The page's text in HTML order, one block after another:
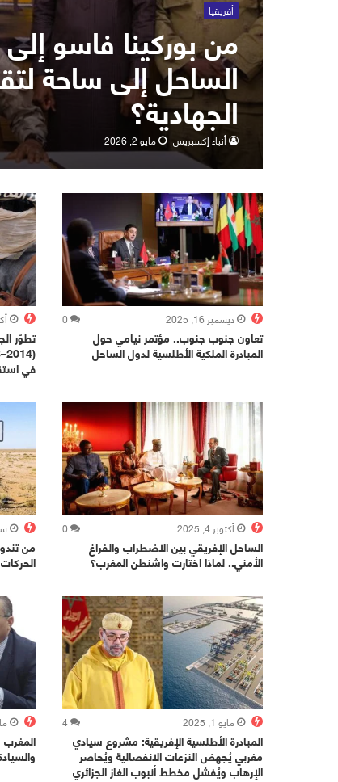
أفريقيا
من بوركينا فاسو
الساحل إلى ساحة
الجهادية؟
أنباء إكسبريس مايو 2, 2026
ديسمبر 16, 2025 0
تعاون جنوب جنوب.. مؤتمر نيامي حول
المبادرة الملكية الأطلسية لدول الساحل
تطوّر
في
أكتوبر 4, 2025 0
الساحل الإفريقي بين الاضطراب والفراغ
الأمني.. لماذا اختارت واشنطن المغرب؟
من
مايو 1, 2025 4
المبادرة الأطلسية الإفريقية: مشروع سيادي
مغربي يُجهض النزعات الانفصالية ويُحاصر
الإرهاب ويُفشل مخطط أنبوب الغاز الجزائري
المغرب